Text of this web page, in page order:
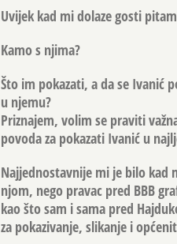
Uvijek kad mi dolaze gosti
Kamo s njima?
Što im pokazati, a da se Ivanić
u njemu?
Priznajem, volim se praviti
povoda za pokazati Ivanić u
Najjednostavnije mi je bilo kad
njom, nego pravac pred BBB
kao što sam i sama pred
za pokazivanje, slikanje i